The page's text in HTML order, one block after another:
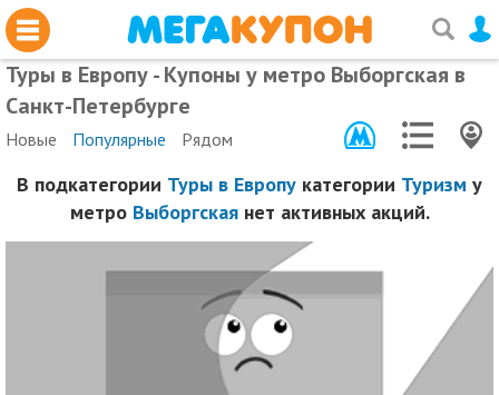
Туры в Европу - Купоны у метро Выборгская в
Санкт-Петербурге
Новые Популярные Рядом
В подкатегории Туры в Европу категории Туризм у
метро Выборгскаянет активных акций.